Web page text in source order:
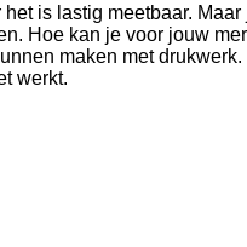
is lastig meetbaar.
Hoe kan je voor jouw
maken met
werkt.